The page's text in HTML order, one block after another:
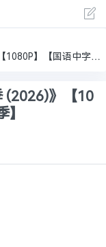
《脱口秀和Ta的朋友们 第三季 (2026)》【1080P】【国语中字】【附前两季】
(2026)》【10